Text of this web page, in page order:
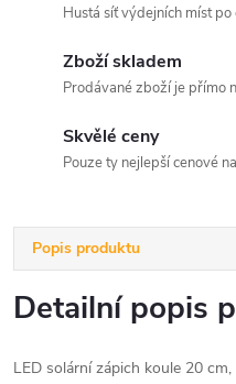
Hustá síť výdejních míst po
Zboží skladem
Prodávané zboží je přímo
Skvělé ceny
Pouze ty nejlepší cenové
Popis produktu
Detailní popis
LED solární zápich koule 20